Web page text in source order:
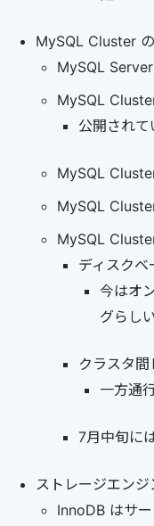
MySQL Cluster
MySQL
MySQL
公開されて
MySQL
MySQL
MySQL
ディスクベ
今はオ
グらし
クラスタ
一方通
7月中旬に
ストレージエンジ
InnoDB はサ